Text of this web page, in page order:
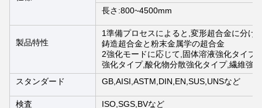
長さ:800~4500mm
製品特性
1準備プロセスによると,変形超合金に分け
鋳造超合金と粉末金属学の超合金
2強化モードに応じて,固体溶液強化タイプ,
強化タイプ,酸化物分散強化タイプ,繊維強
スタンダード
GB,AISI,ASTM,DIN,EN,SUS,UNSなど
検査 ISO,SGS,BVなど